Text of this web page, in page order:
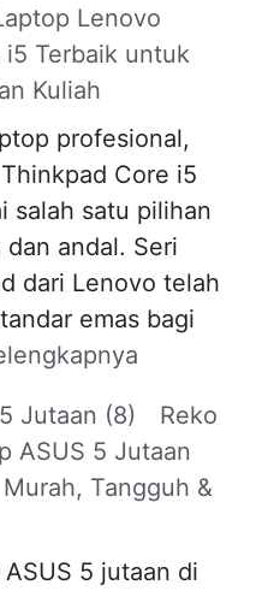
Lenovo
Terbaik untuk
Kuliah
profesional,
Core i5
salah satu pilihan
andal. Seri
dari Lenovo telah
emas bagi
Reko
ASUS 5 Jutaan
Tangguh &
5 jutaan di